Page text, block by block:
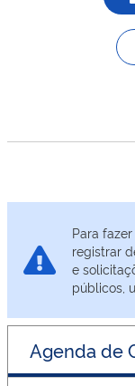
Para
registrar
e
públicos,
Agenda de